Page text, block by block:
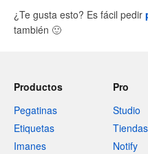
¿Te gusta esto? Es fácil pedir
también 🙂
Productos
Pegatinas
Etiquetas
Imanes
Pro
Studio
Tiendas
Notify